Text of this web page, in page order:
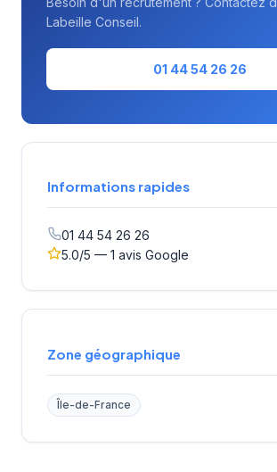
Labeille Conseil.
01 44 54 26 26
Informations rapides
01 44 54 26 26
5.0/5 — 1 avis Google
Zone géographique
Île-de-France